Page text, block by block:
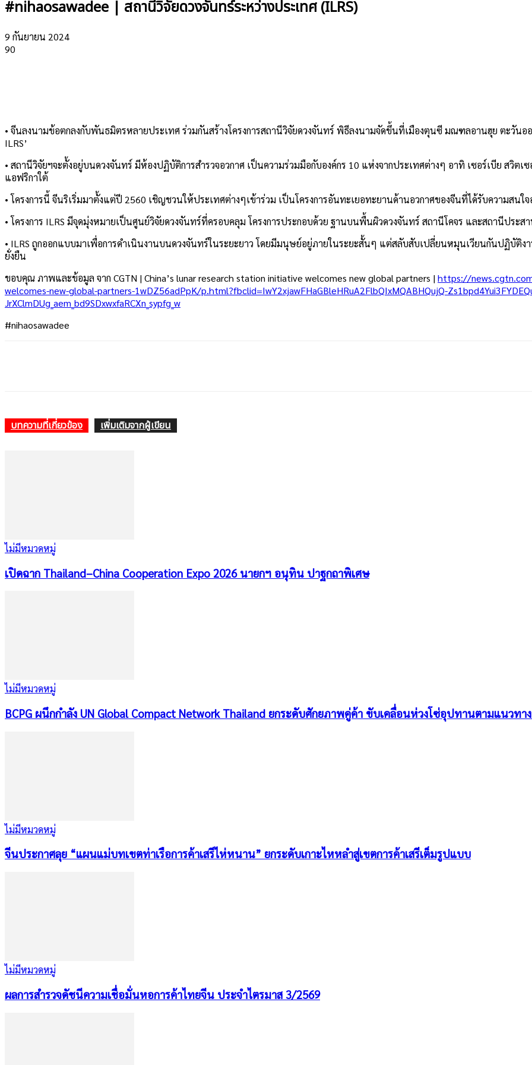
#nihaosawadee | สถานีวิจัยดวงจันทร์ระหว่างประเทศ (ILRS)
9 กันยายน 2024
90
• จีนลงนามข้อตกลงกับพันธมิตรหลายประเทศ ร่วมกันสร้างโครงการสถานีวิจัยดวงจันทร์ พิธีลงนามจัดขึ้นที่เมืองตุนซี มณฑลอานฮุย ตะวันอ
ILRS’
• สถานีวิจัยฯจะตั้งอยู่บนดวงจันทร์ มีห้องปฏิบัติการสำรวจอวกาศ เป็นความร่วมมือกับองค์กร 10 แห่งจากประเทศต่างๆ อาทิ เซอร์เบีย สวิต
แอฟริกาใต้
• โครงการนี้ จีนริเริ่มมาตั้งแต่ปี 2560 เชิญชวนให้ประเทศต่างๆเข้าร่วม เป็นโครงการอันทะเยอทะยานด้านอวกาศของจีนที่ได้รับความสน
• โครงการ ILRS มีจุดมุ่งหมายเป็นศูนย์วิจัยดวงจันทร์ที่ครอบคลุม โครงการประกอบด้วย ฐานบนพื้นผิวดวงจันทร์ สถานีโคจร และสถานีประ
• ILRS ถูกออกแบบมาเพื่อการดำเนินงานบนดวงจันทร์ในระยะยาว โดยมีมนุษย์อยู่ภายในระยะสั้นๆ แต่สลับสับเปลี่ยนหมุนเวียนกันปฏิบั
ยั่งยืน
ขอบคุณ ภาพและข้อมูล จาก CGTN | China’s lunar research station initiative welcomes new global partners |https://
welcomes-new-global-partners-1wDZ56adPpK/p.html?fbclid=IwY2xjawFHaGBleHRuA2FlbQIxMQABHQujQ-
JrXClmDUg_aem_bd9SDxwxfaRCXn_sypfg_w
#nihaosawadee
บทความที่เกี่ยวข้อง เพิ่มเติมจากผู้เขียน
ไม่มีหมวดหมู่
เปิดฉาก Thailand–China Cooperation Expo 2026 นายกฯ อนุทิน ปาฐกถาพิเศษ
ไม่มีหมวดหมู่
BCPG ผนึกกำลัง UN Global Compact Network Thailand ยกระดับศักยภาพคู่ค้า ขับเคลื่อนห่วงโซ่อุปทานตามแนวทาง
ไม่มีหมวดหมู่
จีนประกาศลุย “แผนแม่บทเขตท่าเรือการค้าเสรีไห่หนาน” ยกระดับเกาะไหหลำสู่เขตการค้าเสรีเต็มรูปแบบ
ไม่มีหมวดหมู่
ผลการสำรวจดัชนีความเชื่อมั่นหอการค้าไทยจีน ประจำไตรมาส 3/2569